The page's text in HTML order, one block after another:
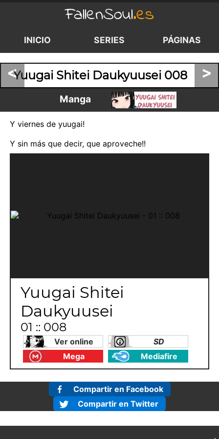
FallenSoul.es
INICIO SERIES PÁGINAS
< >
Yuugai Shitei Daukyuusei 008
Manga
Y viernes de yuugai!
Y sin más que decir, que aproveche!!
Yuugai Shitei
Daukyuusei
01 :: 008
Ver online
SD
Mega
Mediafire
Compartir en Facebook
Compartir en Twitter